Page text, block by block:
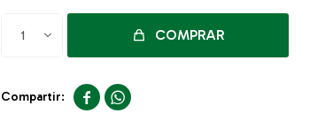
1 COMPRAR
 